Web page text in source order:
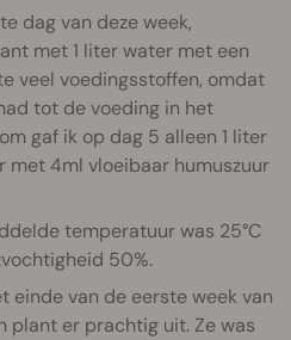
dag van deze week,
met 1 liter water met een
veel voedingsstoffen, omdat
tot de voeding in het
gaf ik op dag 5 alleen 1 liter
4ml vloeibaar humuszuur
temperatuur was 25°C
50%.
einde van de eerste week van
plant er prachtig uit. Ze was